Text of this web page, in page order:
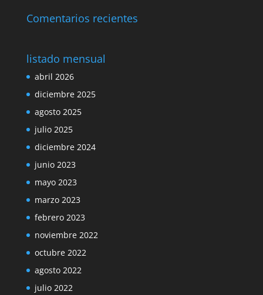
Comentarios recientes
listado mensual
abril 2026
diciembre 2025
agosto 2025
julio 2025
diciembre 2024
junio 2023
mayo 2023
marzo 2023
febrero 2023
noviembre 2022
octubre 2022
agosto 2022
julio 2022